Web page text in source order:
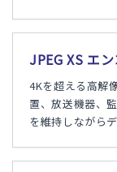
JPEG XS エ
4Kを超える高解
置、放送機器、
を維持しながら